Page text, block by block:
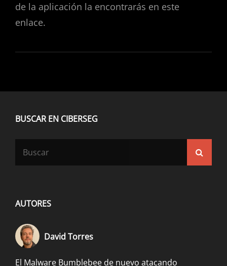
de la aplicación la encontrarás en este
enlace.
BUSCAR EN CIBERSEG
AUTORES
David Torres
El Malware Bumblebee de nuevo atacando